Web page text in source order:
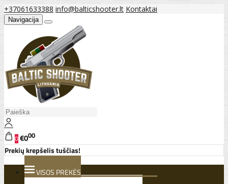
+37061633388 info@balticshooter.lt Kontaktai
Navigacija
0€000
Prekių krepšelis tuščias!
VISOS PREKĖS